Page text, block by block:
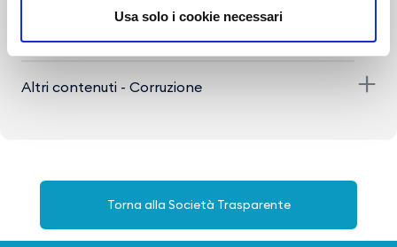
Usa solo i cookie necessari
Servizi erogati
Altri contenuti - Corruzione
Torna alla Società Trasparente